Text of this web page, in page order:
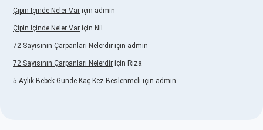
Çipin Içinde Neler Var için admin
Çipin Içinde Neler Var için Nil
72 Sayısının Çarpanları Nelerdir için admin
72 Sayısının Çarpanları Nelerdir için Rıza
5 Aylık Bebek Günde Kaç Kez Beslenmeli için admin